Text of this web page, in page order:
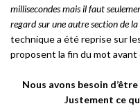
millisecondes mais il faut
regard sur une autre section de la
technique a été reprise sur
proposent la fin du mot avant
Nous avons besoin
Justement ce